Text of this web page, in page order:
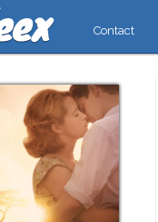
Contact